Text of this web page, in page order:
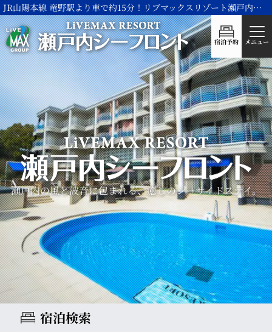
JR山陽本線 竜野駅より車で約15分！リブマックスリゾート瀬戸内シーフロント
宿泊予約 メニュー
瀬戸内の風と波音に包まれる、癒しのシーサイドステイ。
宿泊検索